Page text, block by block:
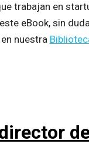
trabajan en
eBook, sin
nuestra